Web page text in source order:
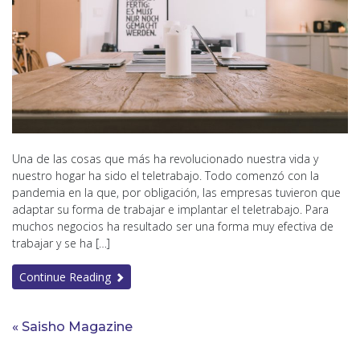
Una de las cosas que más ha revolucionado nuestra vida y
nuestro hogar ha sido el teletrabajo. Todo comenzó con la
pandemia en la que, por obligación, las empresas tuvieron que
adaptar su forma de trabajar e implantar el teletrabajo. Para
muchos negocios ha resultado ser una forma muy efectiva de
trabajar y se ha […]
Continue Reading
« Saisho Magazine